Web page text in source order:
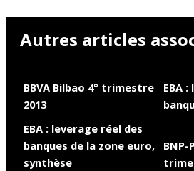
Autres articles
BBVA Bilbao 4° trimestre
2013
EBA
EBA : leverage réel des
banques de la zone euro,
synthèse
BNP-